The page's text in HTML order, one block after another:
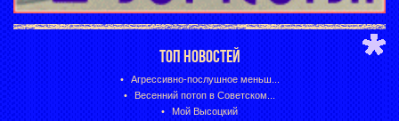
ТОП НОВОСТЕЙ
Агрессивно-послушное меньш...
Весенний потоп в Советском...
Мой Высоцкий